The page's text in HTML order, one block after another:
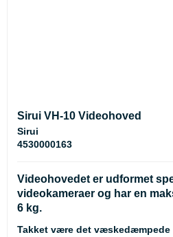
Sirui VH-10 Videohoved
Sirui
4530000163
Videohovedet er udformet
videokameraer og har en
6 kg.
Takket være det væskedæmpede